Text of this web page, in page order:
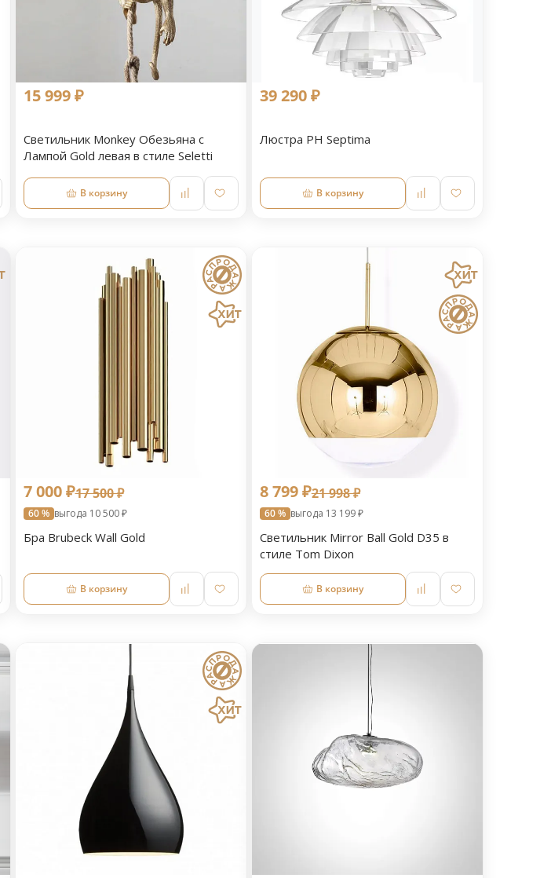
15 999 ₽
Светильник Monkey Обезьяна с
Лампой Gold левая в стиле Seletti
В корзину
39 290 ₽
Люстра PH Septima
В корзину
7 000 ₽17 500 ₽
60 % выгода 10 500 ₽
Бра Brubeck Wall Gold
В корзину
8 799 ₽21 998 ₽
60 % выгода 13 199 ₽
Светильник Mirror Ball Gold D35 в
стиле Tom Dixon
В корзину